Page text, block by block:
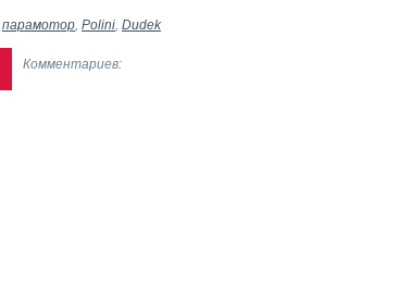
парамотор Polini Dudek
Комментариев: